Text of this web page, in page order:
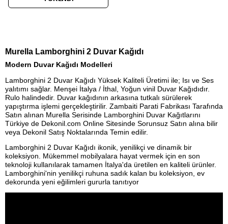
Murella Lamborghini 2 Duvar Kağıdı
Modern Duvar Kağıdı Modelleri
Lamborghini 2 Duvar Kağıdı Yüksek Kaliteli Üretimi ile; Isı ve Ses
yalıtımı sağlar. Menşei İtalya / İthal, Yoğun vinil Duvar Kağıdıdır.
Rulo halindedir. Duvar kağıdının arkasına tutkalı sürülerek
yapıştırma işlemi gerçekleştirilir. Zambaiti Parati Fabrikası Tarafında
Satın alınan Murella Serisinde Lamborghini Duvar Kağıtlarını
Türkiye de Dekonil.com Online Sitesinde Sorunsuz Satın alına bilir
veya Dekonil Satış Noktalarında Temin edilir.
Lamborghini 2 Duvar Kağıdı ikonik, yenilikçi ve dinamik bir
koleksiyon. Mükemmel mobilyalara hayat vermek için en son
teknoloji kullanılarak tamamen İtalya'da üretilen en kaliteli ürünler.
Lamborghini'nin yenilikçi ruhuna sadık kalan bu koleksiyon, ev
dekorunda yeni eğilimleri gururla tanıtıyor